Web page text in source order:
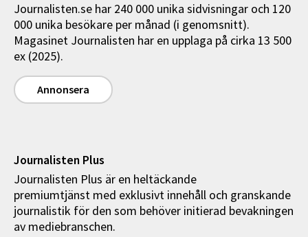
Journalisten.se har 240 000 unika sidvisningar och 120
000 unika besökare per månad (i genomsnitt).
Magasinet Journalisten har en upplaga på cirka 13 500
ex (2025).
Annonsera
Journalisten Plus
Journalisten Plus är en heltäckande
premiumtjänst med exklusivt innehåll och granskande
journalistik för den som behöver initierad bevakningen
av mediebranschen.